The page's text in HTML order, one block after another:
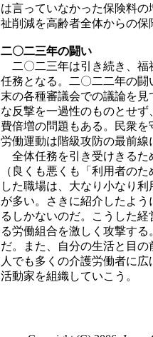
は言っていなかった保険料
祉削減を高齢者全体からの
二〇二三年の闘い
二〇二三年は引き続き、福
任務となる。二〇二二年の
末の各種審議会での議論を
な反撃を一過性のものとせ
費倍増の問題もある。民衆
労働運動は階級攻防の最前線
全体任務を引き受けきるた
（良くも悪くも「利用者の
した職場は、大なり小なり
が多い。さきに紹介したよ
るしかないのだ。こうした
る労働組合を激しく攻撃す
だ。また、自分の生活と目
人でも多くの介護労働者に
活動家を組織していこう。